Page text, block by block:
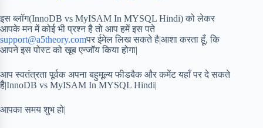
इस ब्लॉग(InnoDB vs MyISAM In MYSQL Hindi) को लेकर
आपके मन में कोई भी प्रश्न है तो आप हमें इस पते
support@a5theory.comपर ईमेल लिख सकते है|आशा करता हूँ, कि
आपने इस पोस्ट को खूब एन्जॉय किया होगा|
आप स्वतंत्रता पूर्वक अपना बहुमूल्य फीडबैक और कमेंट यहाँ पर दे सकते
है|InnoDB vs MyISAM In MYSQL Hindi|
आपका समय शुभ हो|